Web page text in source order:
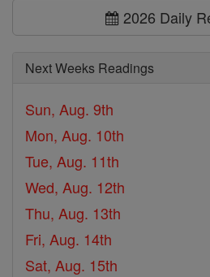
2026 Daily
Next Weeks Readings
Sun, Aug. 9th
Mon, Aug. 10th
Tue, Aug. 11th
Wed, Aug. 12th
Thu, Aug. 13th
Fri, Aug. 14th
Sat, Aug. 15th